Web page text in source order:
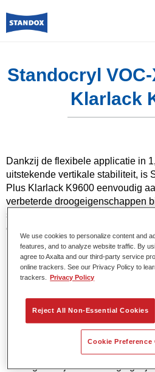
Standocryl
Klarlack
Dankzij de flexibele applicatie in
uitstekende vertikale stabiliteit, is
Plus Klarlack K9600 eenvoudig
verbeterde droogeigenschappen
schadeherstelbedrijven de
efficiency te vergroten en
Product- eigenschappen
Eenvoudige 2:1
Flexibele applicatie in 1,5 of 2
om met de OEM-uitstraling
Uitstekende vertikale stabiliteit.
Verbeterde vuleigenschappen
Ongelooflijk snelle droging bij
We use cookies to personalize content and
features, and to analyze website traffic. By
agree to Axalta and our third-party service
online trackers. See our Privacy Policy to
trackers.
Privacy Policy
Reject All Non-Essential Cookies
Cookie Preference